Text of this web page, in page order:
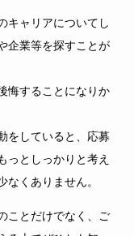
キャリアについてし
企業等を探すことが
悔することになりか
をしていると、応募
っとしっかりと考え
なくありません。
ことだけでなく、ご